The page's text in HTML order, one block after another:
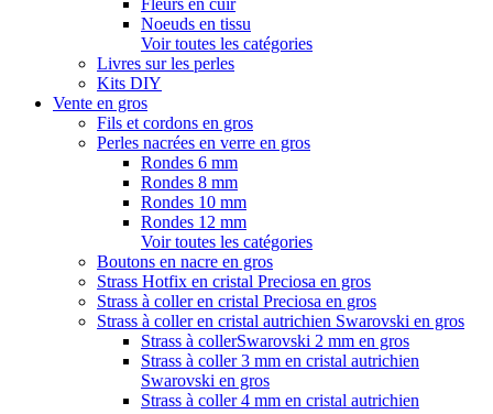
Fleurs en cuir
Noeuds en tissu
Voir toutes les catégories
Livres sur les perles
Kits DIY
Vente en gros
Fils et cordons en gros
Perles nacrées en verre en gros
Rondes 6 mm
Rondes 8 mm
Rondes 10 mm
Rondes 12 mm
Voir toutes les catégories
Boutons en nacre en gros
Strass Hotfix en cristal Preciosa en gros
Strass à coller en cristal Preciosa en gros
Strass à coller en cristal autrichien Swarovski en gros
Strass à collerSwarovski 2 mm en gros
Strass à coller 3 mm en cristal autrichien
Swarovski en gros
Strass à coller 4 mm en cristal autrichien